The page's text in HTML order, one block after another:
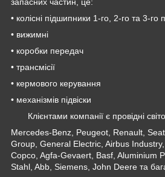
• колісні підшипники 1-го, 2-го та 3-го
• вижимні
• коробки передач
• трансмісії
• кермового керування
• механізмів підвіски
Клієнтами компанії є провідні
Mercedes-Benz, Peugeot, Renault,
Group, General Electric, Airbus
Copco, Agfa-Gevaert, Basf, Aluminium
Stahl, Abb, Siemens, John Deere та